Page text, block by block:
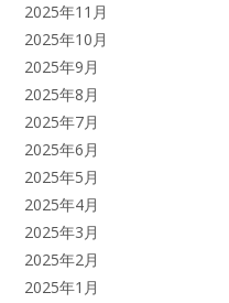
2025年11月
2025年10月
2025年9月
2025年8月
2025年7月
2025年6月
2025年5月
2025年4月
2025年3月
2025年2月
2025年1月